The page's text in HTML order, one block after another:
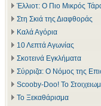
Έλλιοτ: Ο Πιο Μικρός
Στη Σκιά της Διαφθοράς
Καλά Αγόρια
10 Λεπτά Αγωνίας
Σκοτεινά Εγκλήματα
Σύρριζα: Ο Νόμος της
Scooby-Doo! Το
Το Ξεκαθάρισμα